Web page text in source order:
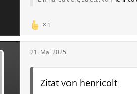
1
21. Mai 2025
Zitat von henricolt